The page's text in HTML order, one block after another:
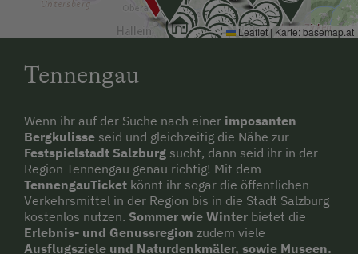
Leaflet | Karte:basemap.at
Tennengau
Wenn ihr auf der Suche nach einer imposanten
Bergkulisse seid und gleichzeitig die Nähe zur
Festspielstadt Salzburg sucht, dann seid ihr in der
Region Tennengau genau richtig! Mit dem
TennengauTicket könnt ihr sogar die öffentlichen
Verkehrsmittel in der Region bis in die Stadt Salzburg
kostenlos nutzen. Sommer wie Winter bietet die
Erlebnis- und Genussregion zudem viele
Ausflugsziele und Naturdenkmäler, sowie Museen.